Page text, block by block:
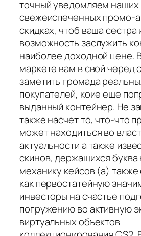
точный уведомляем наших
свежеиспеченных промо-
скидках, чтоб ваша сестра
возможность заслужить
наиболее доходной цене.
маркете вам в свой черед
заметить громада
покупателей, коие еще
выданный контейнер. Не
также насчет то, что-что
может находиться во
актуальности а также
скинов, держащихся
механику кейсов (а) также
как первостатейную
инвесторы на счастье
погружению во активную
виртуальных объектов